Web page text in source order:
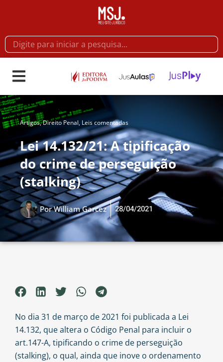
Artigos,Direito Penal, Leis comentadas
Lei 14.132/21: A tipificação
do crime de perseguição
(stalking)
PorWilliam Garcez 28/04/2021
No dia 31 de março de 2021 foi publicada a Lei
14.132, que altera o Código Penal para incluir o
art.147-A, tipificando o crime de perseguição
(stalking), o qual, ainda que inove o ordenamento